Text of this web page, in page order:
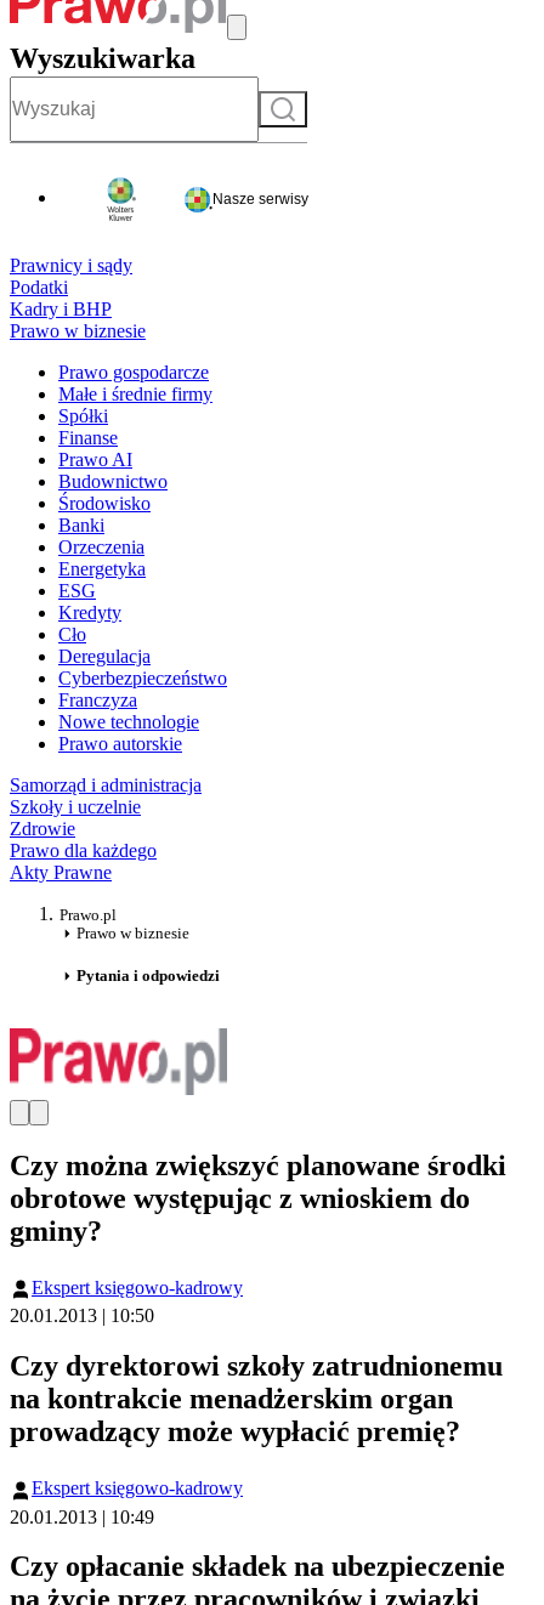
Wyszukiwarka
Szukaj
Nasze serwisy
Prawnicy i sądy
Podatki
Kadry i BHP
Prawo w biznesie
Prawo gospodarcze
Małe i średnie firmy
Spółki
Finanse
Prawo AI
Budownictwo
Środowisko
Banki
Orzeczenia
Energetyka
ESG
Kredyty
Cło
Deregulacja
Cyberbezpieczeństwo
Franczyza
Nowe technologie
Prawo autorskie
Samorząd i administracja
Szkoły i uczelnie
Zdrowie
Prawo dla każdego
Akty Prawne
Prawo.pl
Prawo w biznesie
Pytania i odpowiedzi
Czy można zwiększyć planowane środki
obrotowe występując z wnioskiem do
gminy?
Ekspert księgowo-kadrowy
20.01.2013 | 10:50
Czy dyrektorowi szkoły zatrudnionemu
na kontrakcie menadżerskim organ
prowadzący może wypłacić premię?
Ekspert księgowo-kadrowy
20.01.2013 | 10:49
Czy opłacanie składek na ubezpieczenie